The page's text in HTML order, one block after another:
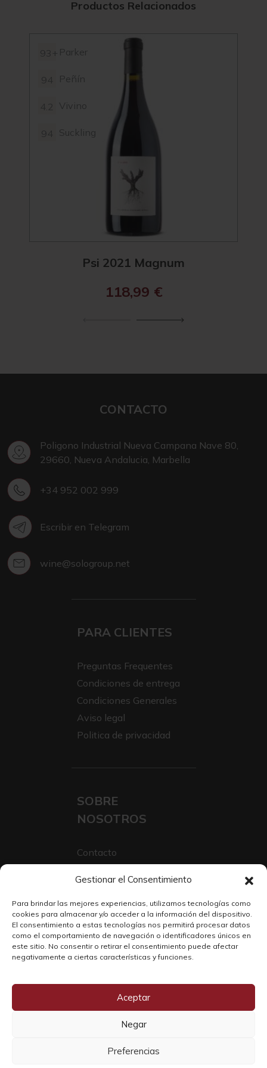
Gestionar el Consentimiento
Para brindar las mejores experiencias, utilizamos tecnologías como
cookies para almacenar y/o acceder a la información del dispositivo.
El consentimiento a estas tecnologías nos permitirá procesar datos
como el comportamiento de navegación o identificadores únicos en
este sitio. No consentir o retirar el consentimiento puede afectar
negativamente a ciertas características y funciones.
Aceptar
Negar
Preferencias
Productos Relacionados
Parker
Peñín
Vivino
Suckling
Psi 2021 Magnum
118,99 €
CONTACTO
Poligono Industrial Nueva Campana Nave 80,
29660, Nueva Andalucia, Marbella
+34 952 002 999
Escribir en Telegram
wine@sologroup.net
Copyright © 2026 SOLO WINE
PARA CLIENTES
Preguntas Frequentes
Condiciones de entrega
Condiciones Generales
Aviso legal
Politica de privacidad
SOBRE
NOSOTROS
Contacto